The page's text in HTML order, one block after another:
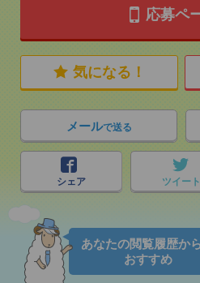
応募ペ
気になる！
メールで送る
シェア ツイート
あなたの閲覧履歴か
おすすめ